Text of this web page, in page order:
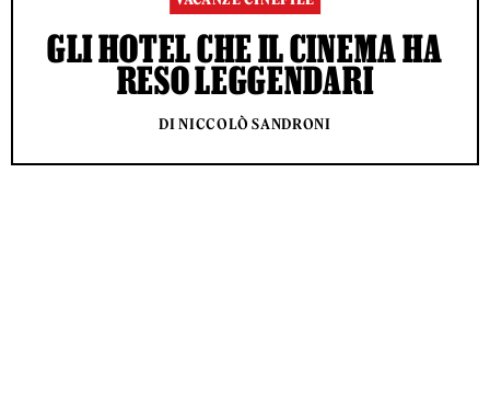
GLI HOTEL CHE IL CINEMA HA
RESO LEGGENDARI
DI NICCOLÒ SANDRONI